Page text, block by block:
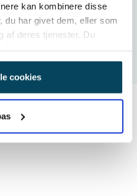
kan kombinere disse
du har givet dem, eller som
af deres tjenester. Du
cookies